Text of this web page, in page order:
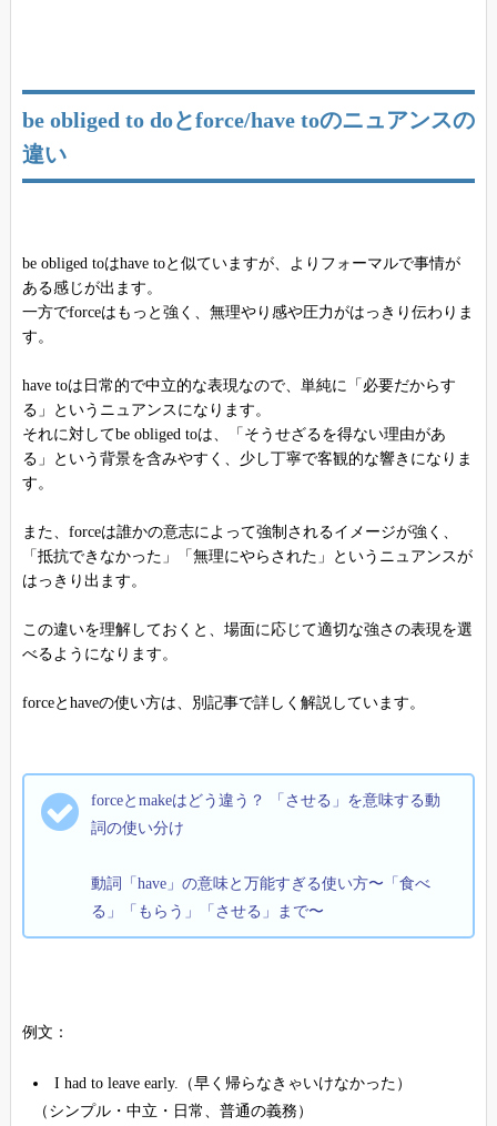
be obliged to doとforce/have toのニュアンスの
違い
be obliged toはhave toと似ていますが、よりフォーマルで事情が
ある感じが出ます。
一方でforceはもっと強く、無理やり感や圧力がはっきり伝わりま
す。
have toは日常的で中立的な表現なので、単純に「必要だからす
る」というニュアンスになります。
それに対してbe obliged toは、「そうせざるを得ない理由があ
る」という背景を含みやすく、少し丁寧で客観的な響きになりま
す。
また、forceは誰かの意志によって強制されるイメージが強く、
「抵抗できなかった」「無理にやらされた」というニュアンスが
はっきり出ます。
この違いを理解しておくと、場面に応じて適切な強さの表現を選
べるようになります。
forceとhaveの使い方は、別記事で詳しく解説しています。
forceとmakeはどう違う？ 「させる」を意味する動
詞の使い分け
動詞「have」の意味と万能すぎる使い方〜「食べ
る」「もらう」「させる」まで〜
例文：
I had to leave early.（早く帰らなきゃいけなかった）
（シンプル・中立・日常、普通の義務）